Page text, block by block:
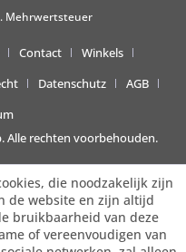
Mehrwertsteuer
Contact
Winkels
Datenschutz
AGB
Alle rechten voorbehouden.
die noodzakelijk zijn
de website en zijn altijd
bruikbaarheid van deze
of vereenvoudigen van